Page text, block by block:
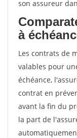
son assureur
à
Les contrats de
valables pour
échéance,
contrat en
avant la fin du
la part de